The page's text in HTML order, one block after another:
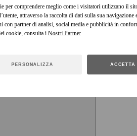
per comprendere meglio come i visitatori utilizzano il
attraverso la raccolta di dati sulla sua
con partner di analisi, social media e pubblicità in
cookie, consulta i
PERSONALIZZA